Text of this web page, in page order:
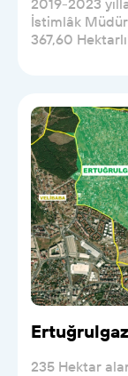
2019-2023
İstimlâk
367,60
235 Hektar